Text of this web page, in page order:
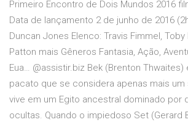
Primeiro Encontro de Dois Mundos 2016
Data de lançamento 2 de junho de 2016
Duncan Jones Elenco: Travis Fimmel, Toby
Patton mais Gêneros Fantasia, Ação,
Eua… @assistir.biz Bek (Brenton Thwaites)
pacato que se considera apenas mais um
vive em um Egito ancestral dominado por
ocultas. Quando o impiedoso Set (Gerard